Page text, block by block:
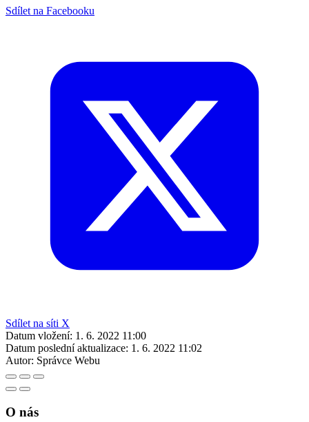
Sdílet na Facebooku
Sdílet na síti X
Datum vložení: 1. 6. 2022 11:00
Datum poslední aktualizace: 1. 6. 2022 11:02
Autor: Správce Webu
O nás